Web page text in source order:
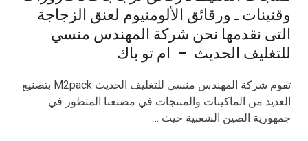
وقنينات ـ ورقائق الألومنيوم لعنق الزجاجة
التى نقدمها نحن شركة المهندس منسي
للتغليف الحديث – ام تو باك
تقوم شركة المهندس منسي للتغليف الحديث M2pack بتصنيع
العديد من الماكينات والمنتجات في مصنعنا المتطور في
جمهورية الصين الشعبية حيث …